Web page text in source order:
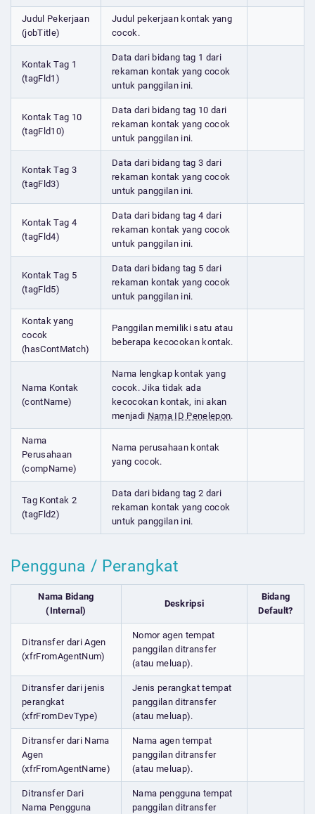
Judul Pekerjaan
(jobTitle)
Judul pekerjaan kontak yang
cocok.
Kontak Tag 1
(tagFld1)
Data dari bidang tag 1 dari
rekaman kontak yang cocok
untuk panggilan ini.
Kontak Tag 10
(tagFld10)
Data dari bidang tag 10 dari
rekaman kontak yang cocok
untuk panggilan ini.
Kontak Tag 3
(tagFld3)
Data dari bidang tag 3 dari
rekaman kontak yang cocok
untuk panggilan ini.
Kontak Tag 4
(tagFld4)
Data dari bidang tag 4 dari
rekaman kontak yang cocok
untuk panggilan ini.
Kontak Tag 5
(tagFld5)
Data dari bidang tag 5 dari
rekaman kontak yang cocok
untuk panggilan ini.
Kontak yang
cocok
(hasContMatch)
Panggilan memiliki satu atau
beberapa kecocokan kontak.
Nama Kontak
(contName)
Nama lengkap kontak yang
cocok. Jika tidak ada
kecocokan kontak, ini akan
menjadi Nama ID Penelepon.
Nama
Perusahaan
(compName)
Nama perusahaan kontak
yang cocok.
Tag Kontak 2
(tagFld2)
Data dari bidang tag 2 dari
rekaman kontak yang cocok
untuk panggilan ini.
Pengguna / Perangkat
Nama Bidang
(Internal)
Deskripsi
Bidang
Default?
Ditransfer dari Agen
(xfrFromAgentNum)
Nomor agen tempat
panggilan ditransfer
(atau meluap).
Ditransfer dari jenis
perangkat
(xfrFromDevType)
Jenis perangkat tempat
panggilan ditransfer
(atau meluap).
Ditransfer dari Nama
Agen
(xfrFromAgentName)
Nama agen tempat
panggilan ditransfer
(atau meluap).
Ditransfer Dari
Nama Pengguna
Nama pengguna tempat
panggilan ditransfer